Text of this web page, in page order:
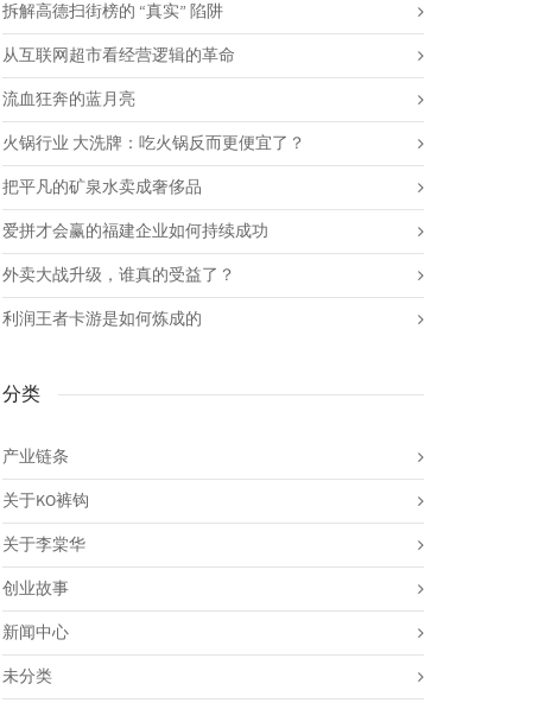
拆解高德扫街榜的 “真实” 陷阱
从互联网超市看经营逻辑的革命
流血狂奔的蓝月亮
火锅行业 大洗牌：吃火锅反而更便宜了？
把平凡的矿泉水卖成奢侈品
爱拼才会赢的福建企业如何持续成功
外卖大战升级，谁真的受益了？
利润王者卡游是如何炼成的
分类
产业链条
关于KO裤钩
关于李棠华
创业故事
新闻中心
未分类